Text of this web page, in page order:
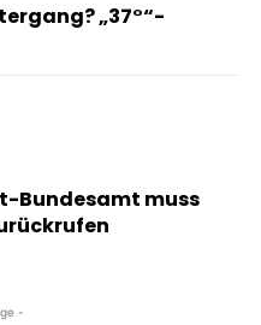
„37°“-
Bundesamt muss
-